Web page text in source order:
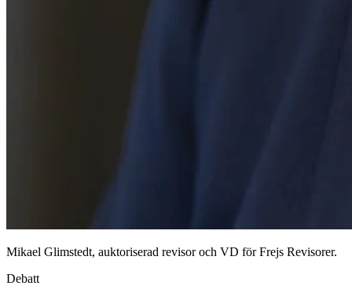
Mikael Glimstedt, auktoriserad revisor och VD för Frejs Revisorer.
Debatt